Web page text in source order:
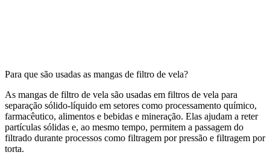
Para que são usadas as mangas de filtro de vela?
As mangas de filtro de vela são usadas em filtros de vela para
separação sólido-líquido em setores como processamento químico,
farmacêutico, alimentos e bebidas e mineração. Elas ajudam a reter
partículas sólidas e, ao mesmo tempo, permitem a passagem do
filtrado durante processos como filtragem por pressão e filtragem por
torta.